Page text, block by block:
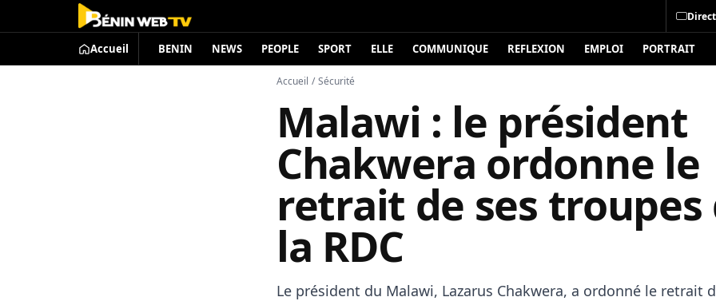
Accueil BENIN NEWS PEOPLE SPORT ELLE COMMUNIQUE REFLEXION EMPLOI PORTRAIT
Accueil / Sécurité
Malawi : le président
Chakwera ordonne le
retrait de ses troupes
la RDC
Le président du Malawi, Lazarus Chakwera, a ordonné le retrait